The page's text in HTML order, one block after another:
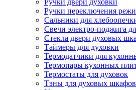
Ручки двери духовки
Ручки переключения
Сальники для
Свечи электро-поджига
Стекла двери духовых
Таймеры для духовки
Термодатчики для
Термопары кухонных
Термостаты для духовок
Тэны для духовых шкафов